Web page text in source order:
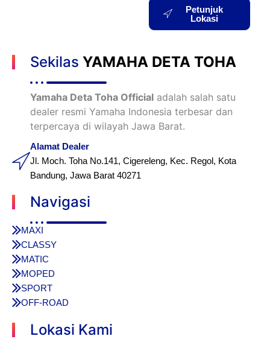
Petunjuk
Lokasi
Sekilas YAMAHA DETA TOHA
Yamaha Deta Toha Official adalah salah satu
dealer resmi Yamaha Indonesia terbesar dan
terpercaya di wilayah Jawa Barat.
Alamat Dealer
Jl. Moch. Toha No.141, Cigereleng, Kec. Regol, Kota
Bandung, Jawa Barat 40271
Navigasi
MAXI
CLASSY
MATIC
MOPED
SPORT
OFF-ROAD
Lokasi Kami